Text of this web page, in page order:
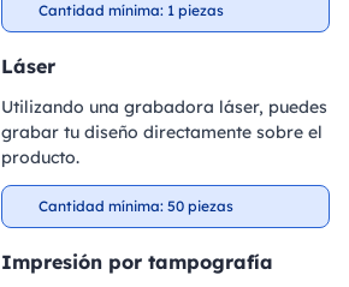
Cantidad mínima: 1 piezas
Láser
Utilizando una grabadora láser, puedes
grabar tu diseño directamente sobre el
producto.
Cantidad mínima: 50 piezas
Impresión por tampografía